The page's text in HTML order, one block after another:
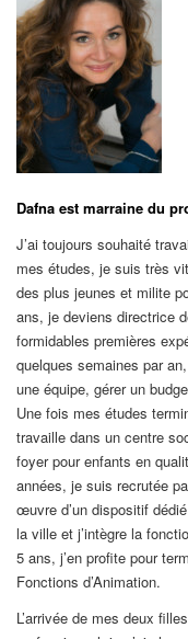
Dafna est marraine du
J’ai toujours souhaité
mes études, je suis très
des plus jeunes et milite
ans, je deviens directrice
formidables premières
quelques semaines par
une équipe, gérer un
Une fois mes études
travaille dans un centre
foyer pour enfants en
années, je suis recrutée
œuvre d’un dispositif
la ville et j’intègre la
5 ans, j’en profite pour
Fonctions d’Animation.
L’arrivée de mes deux